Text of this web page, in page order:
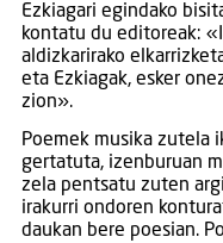
Ezkiagari egindako
kontatu du editoreak:
aldizkarirako
eta Ezkiagak, esker
zion».
Poemek musika zutela
gertatuta, izenburuan
zela pentsatu zuten
irakurri ondoren
daukan bere poesian.